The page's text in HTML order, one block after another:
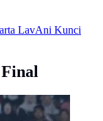
LavAni Kunci